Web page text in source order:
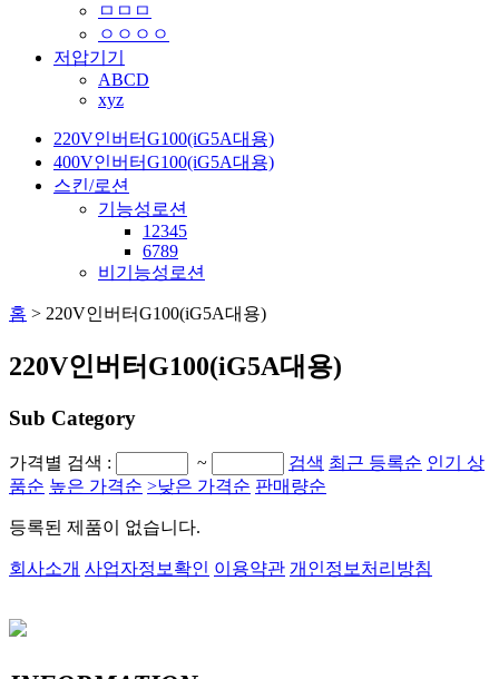
ㅁㅁㅁ
ㅇㅇㅇㅇ
저압기기
ABCD
xyz
220V인버터G100(iG5A대용)
400V인버터G100(iG5A대용)
스킨/로션
기능성로션
12345
6789
비기능성로션
홈 > 220V인버터G100(iG5A대용)
220V인버터G100(iG5A대용)
Sub Category
가격별 검색 : ~ 검색 최근 등록순 인기 상
품순 높은 가격순 >낮은 가격순 판매량순
등록된 제품이 없습니다.
회사소개 사업자정보확인 이용약관 개인정보처리방침